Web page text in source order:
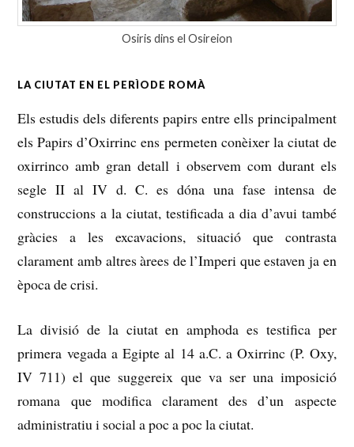
Osiris dins el Osireion
LA CIUTAT EN EL PERÌODE ROMÀ
Els estudis dels diferents papirs entre ells principalment
els Papirs d’Oxirrinc ens permeten conèixer la ciutat de
oxirrinco amb gran detall i observem com durant els
segle II al IV d.C. es dóna una fase intensa de
construccions a la ciutat, testificada a dia d’avui també
gràcies a les excavacions, situació que contrasta
clarament amb altres àrees de l’Imperi que estaven ja en
època de crisi.
La divisió de la ciutat en amphoda es testifica per
primera vegada a Egipte al 14 a.C. a Oxirrinc (P. Oxy,
IV 711) el que suggereix que va ser una imposició
romana que modifica clarament des d’un aspecte
administratiu i social a poc a poc la ciutat.